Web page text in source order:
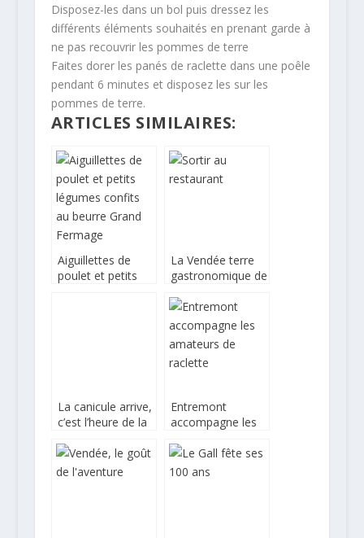
Disposez-les dans un bol puis dressez les
différents éléments souhaités en prenant garde à
ne pas recouvrir les pommes de terre
Faites dorer les panés de raclette dans une poêle
pendant 6 minutes et disposez les sur les
pommes de terre.
ARTICLES SIMILAIRES:
Aiguillettes de
poulet et petits
La Vendée terre
gastronomique de
La canicule arrive,
c’est l’heure de la
Entremont
accompagne les
raclette